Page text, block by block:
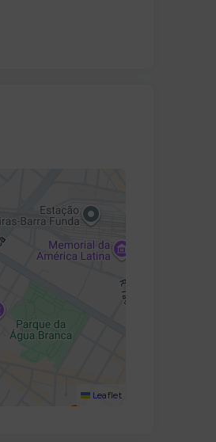
Leaflet